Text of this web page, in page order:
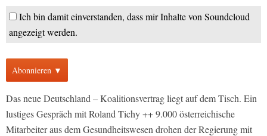
Ich bin damit einverstanden, dass mir Inhalte von Soundcloud
angezeigt werden.
Abonnieren ▼
Das neue Deutschland – Koalitionsvertrag liegt auf dem Tisch. Ein
lustiges Gespräch mit Roland Tichy ++ 9.000 österreichische
Mitarbeiter aus dem Gesundheitswesen drohen der Regierung mit